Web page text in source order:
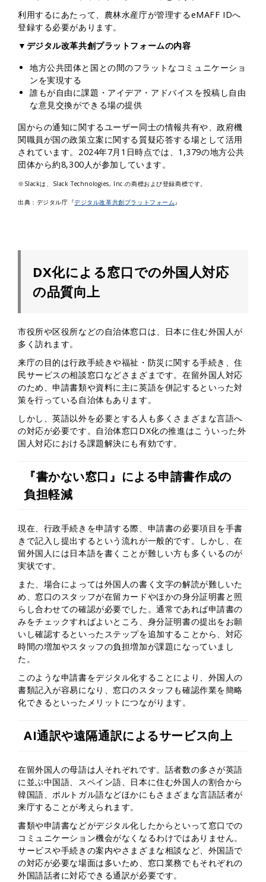
利用するにあたって、農林水産庁が管理するeMAFF IDへ
登録する必要があります。
▼デジタル改革共創プラットフォームの内容
地方公共団体と国との間のフラットなコミュニケーショ
ンを実現する
誰もが自由に課題・アイデア・アドバイスを投稿し自由
な意見交換ができる場の提供
国からの通知に関するユーザー同士の情報共有や、政府機
関職員が国の政策立案に関する質疑応答する場として活用
されています。2024年7月1日時点では、1,379の地方公共
団体から約8,300人が参加しています。
※Slackは、Slack Technologies, Inc.の商標および登録商標です。
出典：デジタル庁『デジタル改革共創プラットフォーム』
DX化による窓口での外国人対応
の品質向上
市役所や区役所などの自治体窓口は、日本に住む外国人が
多く訪れます。
来庁の目的は行政手続きや福祉・防災に関する手続き、住
民サービスの相談窓口などさまざまです。在留外国人対応
のため、申請書類や資料に主に英語を併記するといった対
策を行っている自治体もあります。
しかし、英語以外を必要とする人も多くさまざまな言語へ
の対応が必要です。自治体窓口DX化の推進はこういった外
国人対応における課題解決にも有効です。
『書かない窓口』による申請書作成の
負担軽減
現在、行政手続きを申請する際、申請書の必要項目を手書
きで記入し提出するという流れが一般的です。しかし、在
留外国人には日本語を書くことが難しい方も多くいるのが
実状です。
また、場合によっては外国人の書く文字の解読が難しいた
め、窓口のスタッフが在留カードやほかの身分証明書と照
らし合わせての確認が必要でした。通常であれば申請書の
みをチェックすればよいところ、身分証明書の提出をお願
いし確認するといったステップを追加することから、対応
時間の増加やスタッフの負担増加が課題になっていまし
た。
このような申請書をデジタル化することにより、外国人の
書類記入が容易になり、窓口のスタッフも確認作業を簡略
化できるといったメリットにつながります。
AI通訳や遠隔通訳によるサービス向上
在留外国人の母語は人それぞれです。話者数の多さが英語
に並ぶ中国語、スペイン語、日本に住む外国人の割合から
韓国語、ポルトガル語などほかにもさまざまな言語話者が
来庁することが考えられます。
書類や申請書などがデジタル化したからといって窓口での
コミュニケーション機会がなくなるわけではありません。
サービスや手続きの案内やさまざまな相談など、外国語で
の対応が必要な場面は多いため、窓口業務でもそれぞれの
外国語話者に対応できる通訳が必要です。